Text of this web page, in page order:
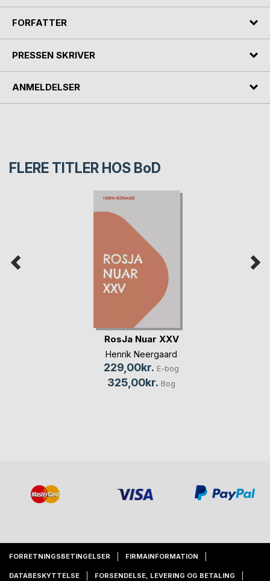
FORFATTER
PRESSEN SKRIVER
ANMELDELSER
FLERE TITLER HOS BoD
RosJa Nuar XXV
Henrik Neergaard
229,00kr. E-bog
325,00kr. Bog
FORRETNINGSBETINGELSER FIRMAINFORMATION
DATABESKYTTELSE FORSENDELSE, LEVERING OG BETALING